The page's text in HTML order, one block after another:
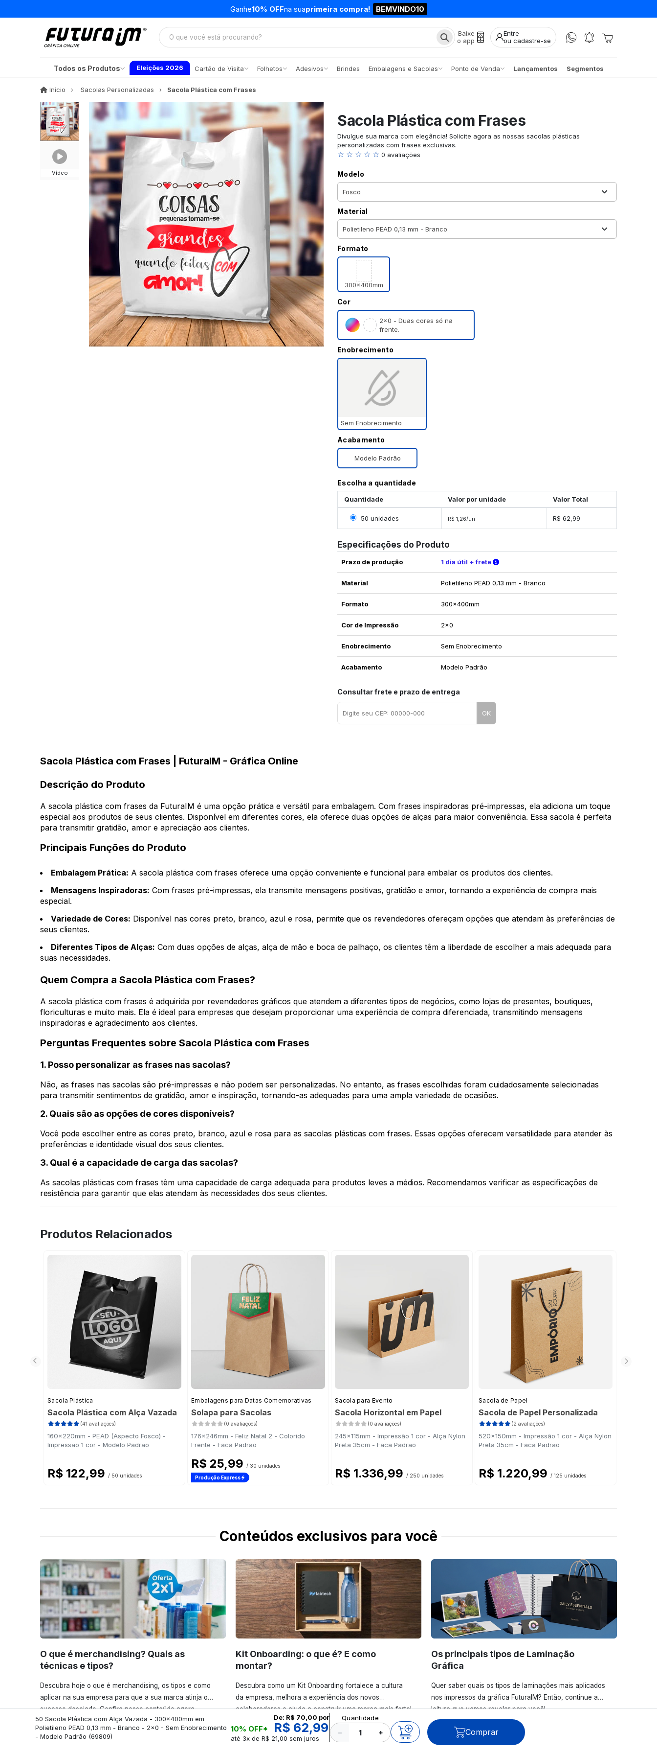
Ganhe10% OFFna suaprimeira compra! BEMVINDO10
Baixe
o app
Entre
ou cadastre-se
Todos os Produtos Eleições 2026 Cartão de Visita Folhetos Adesivos Brindes Embalagens e Sacolas Ponto de Venda Lançamentos Segmentos
Início InícioSacolas Personalizadas Sacola Plástica com Frases
Vídeo
Sacola Plástica com Frases
Divulgue sua marca com elegância! Solicite agora as nossas sacolas plásticas
personalizadas com frases exclusivas.
☆ ☆ ☆ ☆ ☆ 0 avaliações
Modelo
Material
Formato
300x400mm
Cor
2×0 - Duas cores só na
frente.
Enobrecimento
Sem Enobrecimento
Acabamento
Modelo Padrão
Escolha a quantidade
Quantidade Valor por unidade Valor Total
Selecionar 50 unidades
50 unidades R$ 1,26/un R$ 62,99
Especificações do Produto
Prazo de produção 1 dia útil + frete Verifique as condições de entrega
Material Polietileno PEAD 0,13 mm - Branco
Formato 300x400mm
Cor de Impressão 2x0
Enobrecimento Sem Enobrecimento
Acabamento Modelo Padrão
Consultar frete e prazo de entrega
OK
Sacola Plástica com Frases | FuturaIM - Gráfica Online
Descrição do Produto
A sacola plástica com frases da FuturaIM é uma opção prática e versátil para embalagem. Com frases inspiradoras pré-impressas, ela adiciona um toque
especial aos produtos de seus clientes. Disponível em diferentes cores, ela oferece duas opções de alças para maior conveniência. Essa sacola é perfeita
para transmitir gratidão, amor e apreciação aos clientes.
Principais Funções do Produto
Embalagem Prática: A sacola plástica com frases oferece uma opção conveniente e funcional para embalar os produtos dos clientes.
Mensagens Inspiradoras: Com frases pré-impressas, ela transmite mensagens positivas, gratidão e amor, tornando a experiência de compra mais
especial.
Variedade de Cores: Disponível nas cores preto, branco, azul e rosa, permite que os revendedores ofereçam opções que atendam às preferências de
seus clientes.
Diferentes Tipos de Alças: Com duas opções de alças, alça de mão e boca de palhaço, os clientes têm a liberdade de escolher a mais adequada para
suas necessidades.
Quem Compra a Sacola Plástica com Frases?
A sacola plástica com frases é adquirida por revendedores gráficos que atendem a diferentes tipos de negócios, como lojas de presentes, boutiques,
floriculturas e muito mais. Ela é ideal para empresas que desejam proporcionar uma experiência de compra diferenciada, transmitindo mensagens
inspiradoras e agradecimento aos clientes.
Perguntas Frequentes sobre Sacola Plástica com Frases
1. Posso personalizar as frases nas sacolas?
Não, as frases nas sacolas são pré-impressas e não podem ser personalizadas. No entanto, as frases escolhidas foram cuidadosamente selecionadas
para transmitir sentimentos de gratidão, amor e inspiração, tornando-as adequadas para uma ampla variedade de ocasiões.
2. Quais são as opções de cores disponíveis?
Você pode escolher entre as cores preto, branco, azul e rosa para as sacolas plásticas com frases. Essas opções oferecem versatilidade para atender às
preferências e identidade visual dos seus clientes.
3. Qual é a capacidade de carga das sacolas?
As sacolas plásticas com frases têm uma capacidade de carga adequada para produtos leves a médios. Recomendamos verificar as especificações de
resistência para garantir que elas atendam às necessidades dos seus clientes.
Produtos Relacionados
Sacola Plástica
Sacola Plástica com Alça Vazada
(41 avaliações)
160x220mm - PEAD (Aspecto Fosco) -
Impressão 1 cor - Modelo Padrão
R$ 122,99 / 50 unidades
Embalagens para Datas Comemorativas
Solapa para Sacolas
(0 avaliações)
176x246mm - Feliz Natal 2 - Colorido
Frente - Faca Padrão
R$ 25,99 / 30 unidades
Produção Express
Sacola para Evento
Sacola Horizontal em Papel
(0 avaliações)
245x115mm - Impressão 1 cor - Alça Nylon
Preta 35cm - Faca Padrão
R$ 1.336,99 / 250 unidades
Sacola de Papel
Sacola de Papel Personalizada
(2 avaliações)
520x150mm - Impressão 1 cor - Alça Nylon
Preta 35cm - Faca Padrão
R$ 1.220,99 / 125 unidades
Conteúdos exclusivos para você
O que é merchandising? Quais as
técnicas e tipos?
Descubra hoje o que é merchandising, os tipos e como
aplicar na sua empresa para que a sua marca atinja o
sucesso desejado. Confira nosso conteúdo agora
mesmo!
Kit Onboarding: o que é? E como
montar?
Descubra como um Kit Onboarding fortalece a cultura
da empresa, melhora a experiência dos novos
colaboradores e ajuda a construir uma marca mais forte!
Os principais tipos de Laminação
Gráfica
Quer saber quais os tipos de laminações mais aplicados
nos impressos da gráfica FuturaIM? Então, continue a
leitura que vamos revelar para você!
50 Sacola Plástica com Alça Vazada - 300x400mm em
Polietileno PEAD 0,13 mm - Branco - 2x0 - Sem Enobrecimento
- Modelo Padrão (69809)
10% OFF*
De: R$ 70,00 por
R$ 62,99
até 3x de R$ 21,00 sem juros
Quantidade
− + Comprar